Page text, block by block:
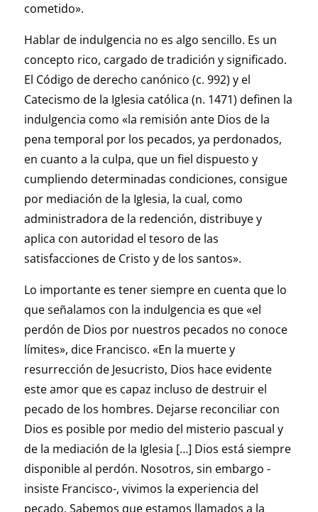
cometido».
Hablar de indulgencia no es algo sencillo. Es un
concepto rico, cargado de tradición y significado.
El Código de derecho canónico (c. 992) y el
Catecismo de la Iglesia católica (n. 1471) definen la
indulgencia como «la remisión ante Dios de la
pena temporal por los pecados, ya perdonados,
en cuanto a la culpa, que un fiel dispuesto y
cumpliendo determinadas condiciones, consigue
por mediación de la Iglesia, la cual, como
administradora de la redención, distribuye y
aplica con autoridad el tesoro de las
satisfacciones de Cristo y de los santos».
Lo importante es tener siempre en cuenta que lo
que señalamos con la indulgencia es que «el
perdón de Dios por nuestros pecados no conoce
límites», dice Francisco. «En la muerte y
resurrección de Jesucristo, Dios hace evidente
este amor que es capaz incluso de destruir el
pecado de los hombres. Dejarse reconciliar con
Dios es posible por medio del misterio pascual y
de la mediación de la Iglesia […] Dios está siempre
disponible al perdón. Nosotros, sin embargo -
insiste Francisco-, vivimos la experiencia del
pecado. Sabemos que estamos llamados a la